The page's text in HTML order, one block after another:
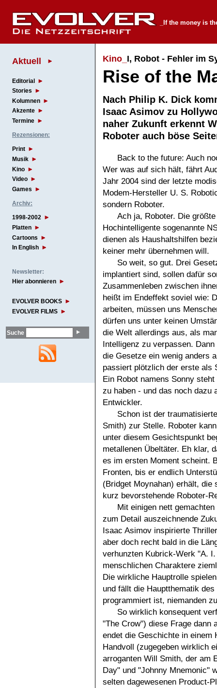
_If the money is
Aktuell
Editorial
Stories
Kolumnen
Akzente
Termine
Rezensionen:
Print
Musik
Kino
Video
Games
Archiv:
1998-2002
Platten
Cartoons
In English
Newsletter:
Hier abonnieren
EVOLVER BOOKS
EVOLVER FILMS
Suche
Kino_ I, Robot - Fehler im
Rise of the
Nach Philip K. Dick
Isaac Asimov zu
naher Zukunft erkennt
Roboter auch böse
Back to the future: Auch
Wer was auf sich hält, fährt
Jahr 2004 sind der letzte
Modem-Hersteller U. S.
sondern Roboter.
Ach ja, Roboter. Die
Hochintelligente sogenannte
dienen als Haushaltshilfen
keiner mehr übernehmen will.
So weit, so gut. Drei
implantiert sind, sollen dafür
Zusammenleben zwischen
heißt im Endeffekt soviel wie:
arbeiten, müssen uns
dürfen uns unter keinen
die Welt allerdings aus, als
Intelligenz zu verpassen.
die Gesetze ein wenig anders
passiert plötzlich der erste als
Ein Robot namens Sonny
zu haben - und das noch dazu
Entwickler.
Schon ist der
Smith) zur Stelle. Roboter
unter diesem Gesichtspunkt
metallenen Übeltäter. Eh klar,
es im ersten Moment scheint.
Fronten, bis er endlich
(Bridget Moynahan) erhält, die
kurz bevorstehende Roboter-
Mit einigen nett
zum Detail auszeichnende
Isaac Asimov inspirierte
aber doch recht bald in die
verhunzten Kubrick-Werk "A.
menschlichen Charaktere
Die wirkliche Hauptrolle
und fällt die Hauptthematik
programmiert ist, niemanden
So wirklich konsequent
"The Crow") diese Frage dann
endet die Geschichte in einem
Handvoll (zugegeben wirklich
arroganten Will Smith, der am
Day" und "Johnny Mnemonic"
selten dagewesenen Product-